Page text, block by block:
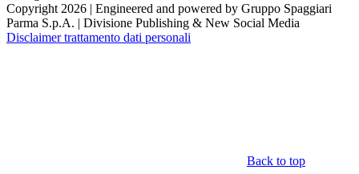
Copyright 2026 | Engineered and powered by Gruppo Spaggiari
Parma S.p.A. | Divisione Publishing & New Social Media
Disclaimer trattamento dati personali
Back to top